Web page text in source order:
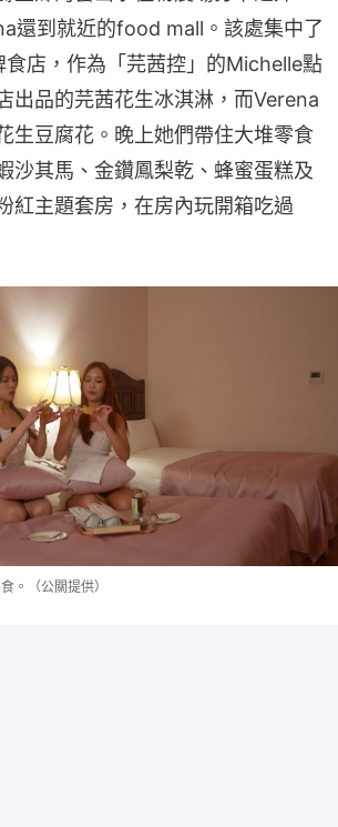
還到就近的food mall。該處集中了
店，作為「芫茜控」的Michelle點
出品的芫茜花生冰淇淋，而Verena
生豆腐花。晚上她們帶住大堆零食
沙其馬、金鑽鳳梨乾、蜂蜜蛋糕及
紅主題套房，在房內玩開箱吃過
。（公關提供）